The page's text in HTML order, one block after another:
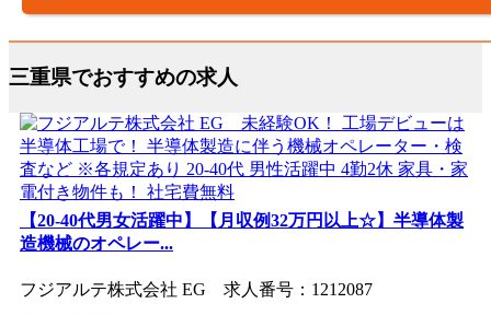
三重県でおすすめの求人
【20-40代男女活躍中】【月収例32万円以上☆】半導体製
造機械のオペレー...
フジアルテ株式会社 EG 求人番号：1212087